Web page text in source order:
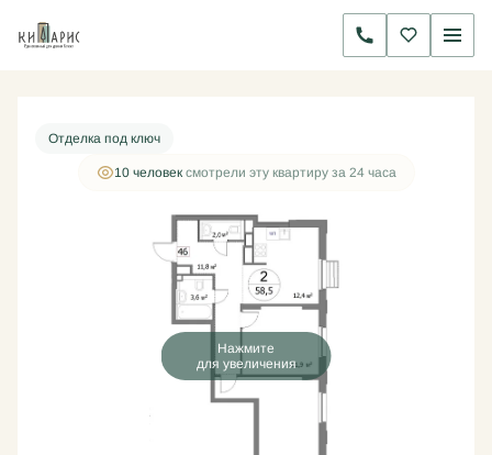
2-комнатная 16 252 500 руб.
Ипотекаот 52 289 руб./мес.
Отделка под ключ
10 человек смотрели эту квартиру за 24 часа
Нажмите
для увеличения